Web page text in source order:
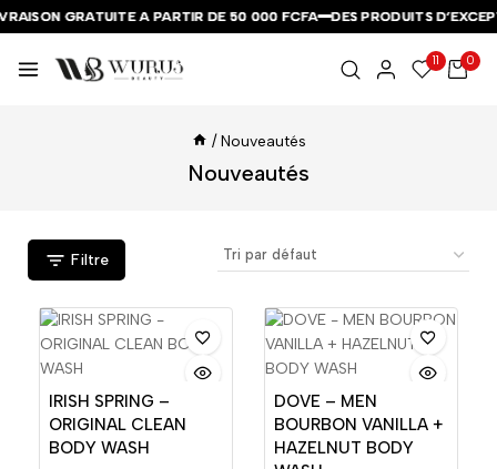
GRATUITE A PARTIR DE 50 000 FCFA DES PRODUITS
GRATUITE A PARTIR DE 50 000 FCFA DES PRODUITS
GRATUITE A PARTIR DE 50 000 FCFA DES PRODUITS
11 0
/ Nouveautés
Nouveautés
Filtre
IRISH SPRING –
ORIGINAL CLEAN
BODY WASH
DOVE – MEN
BOURBON VANILLA +
HAZELNUT BODY